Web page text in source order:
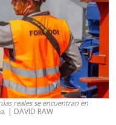
reales se encuentran en
| DAVID RAW